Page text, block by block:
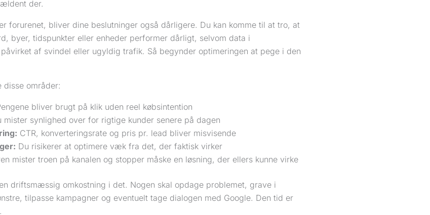
der.
forurenet, bliver dine beslutninger også dårligere. Du kan komme til at tro, at
byer, tidspunkter eller enheder performer dårligt, selvom data i
af svindel eller ugyldig trafik. Så begynder optimeringen at pege i den
disse områder:
bliver brugt på klik uden reel købsintention
mister synlighed over for rigtige kunder senere på dagen
CTR, konverteringsrate og pris pr. lead bliver misvisende
Du risikerer at optimere væk fra det, der faktisk virker
mister troen på kanalen og stopper måske en løsning, der ellers kunne virke
driftsmæssig omkostning i det. Nogen skal opdage problemet, grave i
tilpasse kampagner og eventuelt tage dialogen med Google. Den tid er